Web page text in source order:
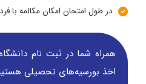
در طول امتحان امکان مکالمه با
همراه شما در ثبت نام
اخذ بورسیه‌های تحصیلی